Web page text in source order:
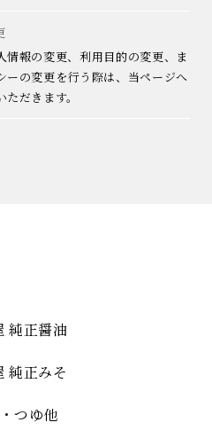
報の変更、利用目的の変更、ま
ーの変更を行う際は、当ページへ
だきます。
純正醤油
純正みそ
つゆ他